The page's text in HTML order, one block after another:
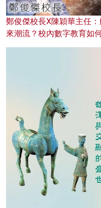
鄭俊傑校長X陳穎華主任
來潮流？校內數字教育如